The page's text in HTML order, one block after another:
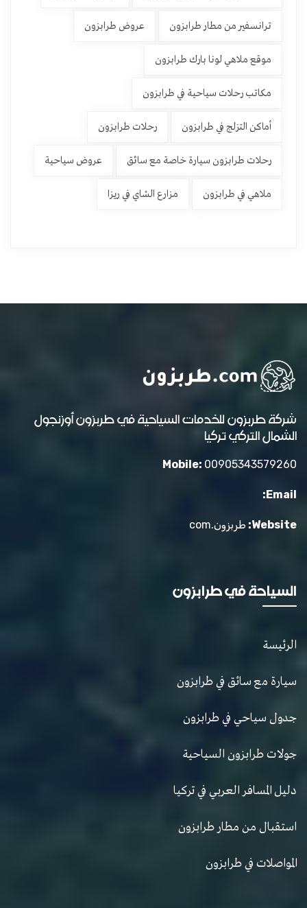
ترانسفير من مطار طرابزون عروض طرابزون
موقع ملاهي لونا بارك طرابزون
مكاتب رحلات سياحية في طرابزون
أماكن التزلج في طرابزون رحلات طرابزون
رحلات طرابزون سيارة خاصة مع سائق عروض سياحية
ملاهي في طرابزون مزارع الشاي في ريزا
شركة طربزون للخدمات السياحية في طربزون أوزنجول
الشمال التركي تركيا
Mobile: 00905343579260
Email:
Website: طربزون.com
السياحة في طرابزون
الرئيسة
سيارة مع سائق في طرابزون
جدول سياحي في طرابزون
جولات طرابزون السياحية
دليل المسافر العربي في تركيا
استقبال من مطار طرابزون
المواصلات في طرابزون